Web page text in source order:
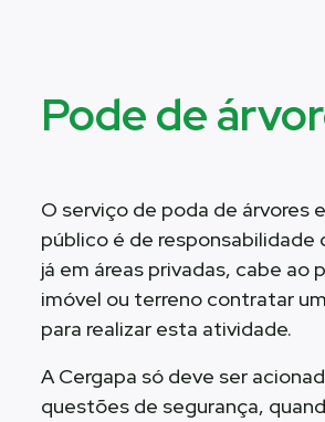
Pode de
O serviço de poda de árvores
público é de responsabilidade
já em áreas privadas, cabe ao
imóvel ou terreno contratar
para realizar esta atividade.
A Cergapa só deve ser
questões de segurança,